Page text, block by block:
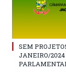
SEM
JANEIRO/2024